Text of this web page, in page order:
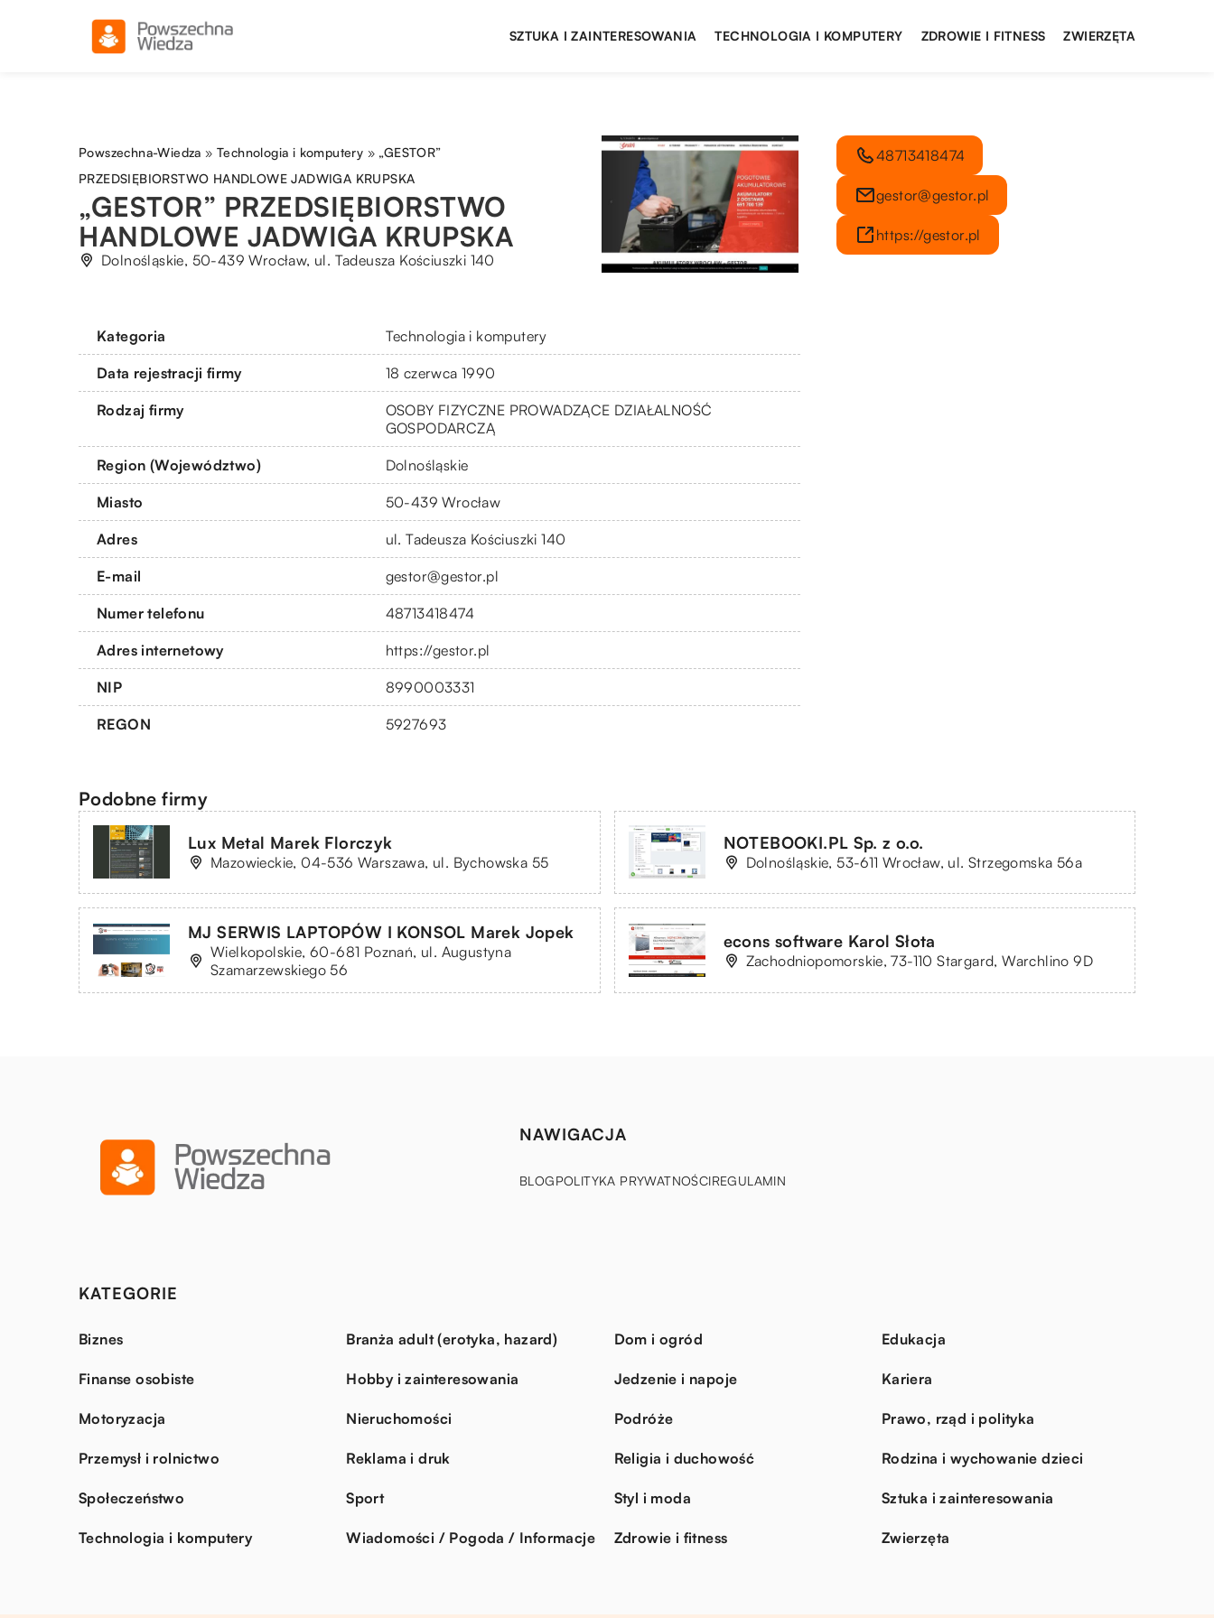
SZTUKA I ZAINTERESOWANIA TECHNOLOGIA I KOMPUTERY ZDROWIE I FITNESS ZWIERZĘTA
Powszechna-Wiedza »Technologia i komputery » „GESTOR”
PRZEDSIĘBIORSTWO HANDLOWE JADWIGA KRUPSKA
„GESTOR” PRZEDSIĘBIORSTWO
HANDLOWE JADWIGA KRUPSKA
Dolnośląskie, 50-439 Wrocław, ul. Tadeusza Kościuszki 140
Kategoria Technologia i komputery
Data rejestracji firmy 18 czerwca 1990
Rodzaj firmy
OSOBY FIZYCZNE PROWADZĄCE DZIAŁALNOŚĆ
GOSPODARCZĄ
Region (Województwo) Dolnośląskie
Miasto 50-439 Wrocław
Adres ul. Tadeusza Kościuszki 140
E-mail gestor@gestor.pl
Numer telefonu 48713418474
Adres internetowy https://gestor.pl
NIP 8990003331
REGON 5927693
48713418474
gestor@gestor.pl
https://gestor.pl
Podobne firmy
Lux Metal Marek Florczyk
Mazowieckie, 04-536 Warszawa, ul. Bychowska 55
NOTEBOOKI.PL Sp. z o.o.
Dolnośląskie, 53-611 Wrocław, ul. Strzegomska 56a
MJ SERWIS LAPTOPÓW I KONSOL Marek Jopek
Wielkopolskie, 60-681 Poznań, ul. Augustyna
Szamarzewskiego 56
econs software Karol Słota
Zachodniopomorskie, 73-110 Stargard, Warchlino 9D
NAWIGACJA
BLOGPOLITYKA PRYWATNOŚCIREGULAMIN
KATEGORIE
Biznes Branża adult (erotyka, hazard) Dom i ogród Edukacja
Finanse osobiste Hobby i zainteresowania Jedzenie i napoje Kariera
Motoryzacja Nieruchomości Podróże Prawo, rząd i polityka
Przemysł i rolnictwo Reklama i druk Religia i duchowość Rodzina i wychowanie dzieci
Społeczeństwo Sport Styl i moda Sztuka i zainteresowania
Technologia i komputery Wiadomości / Pogoda / Informacje Zdrowie i fitness Zwierzęta